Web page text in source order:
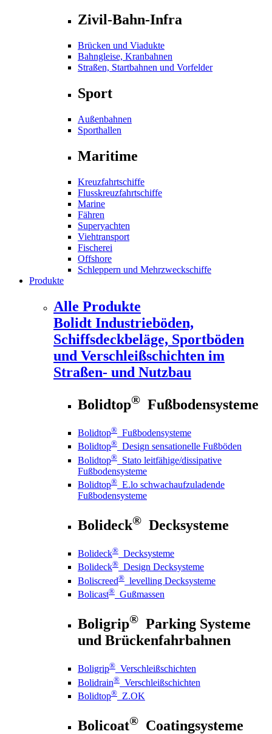
Zivil-Bahn-Infra
Brücken und Viadukte
Bahngleise, Kranbahnen
Straßen, Startbahnen und Vorfelder
Sport
Außenbahnen
Sporthallen
Maritime
Kreuzfahrtschiffe
Flusskreuzfahrtschiffe
Marine
Fähren
Superyachten
Viehtransport
Fischerei
Offshore
Schleppern und Mehrzweckschiffe
Produkte
Alle Produkte
Bolidt Industrieböden,
Schiffsdeckbeläge, Sportböden
und Verschleißschichten im
Straßen- und Nutzbau
Bolidtop® Fußbodensysteme
Bolidtop® Fußbodensysteme
Bolidtop® Design sensationelle Fußböden
Bolidtop® Stato leitfähige/dissipative
Fußbodensysteme
Bolidtop® E.lo schwachaufzuladende
Fußbodensysteme
Bolideck® Decksysteme
Bolideck® Decksysteme
Bolideck® Design Decksysteme
Boliscreed® levelling Decksysteme
Bolicast® Gußmassen
Boligrip® Parking Systeme
und Brückenfahrbahnen
Boligrip® Verschleißschichten
Bolidrain® Verschleißschichten
Bolidtop® Z.OK
Bolicoat® Coatingsysteme